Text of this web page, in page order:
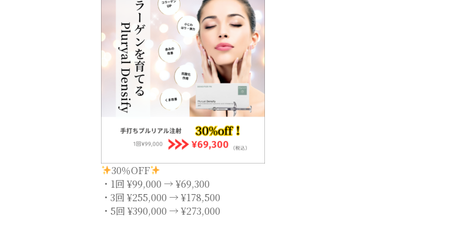
30％OFF
・1回 ¥99,000 → ¥69,300
・3回 ¥255,000 → ¥178,500
・5回 ¥390,000 → ¥273,000